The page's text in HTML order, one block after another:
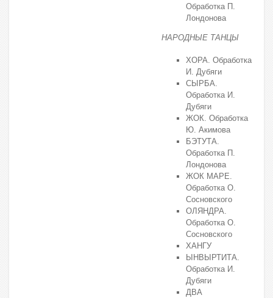
Обработка П.
Лондонова
НАРОДНЫЕ ТАНЦЫ
XOPA. Обработка
И. Дубяги
СЫРБА.
Обработка И.
Дубяги
ЖОК. Обработка
Ю. Акимова
БЭТУТА.
Обработка П.
Лондонова
ЖОК МАРЕ.
Обработка О.
Сосновского
ОЛЯНДРА.
Обработка О.
Сосновского
ХАНГУ
ЫНВЫРТИТА.
Обработка И.
Дубяги
ДВА